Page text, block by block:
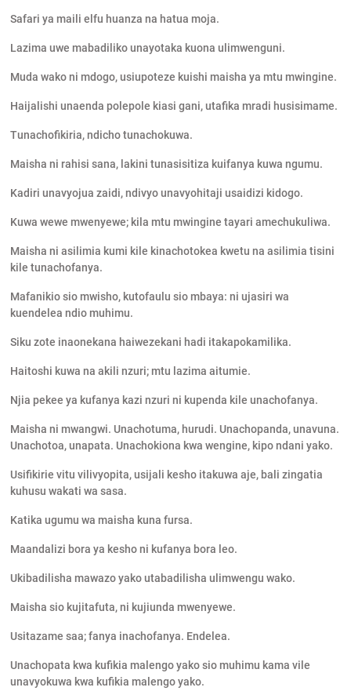
Safari ya maili elfu huanza na hatua moja.
Lazima uwe mabadiliko unayotaka kuona ulimwenguni.
Muda wako ni mdogo, usiupoteze kuishi maisha ya mtu mwingine.
Haijalishi unaenda polepole kiasi gani, utafika mradi husisimame.
Tunachofikiria, ndicho tunachokuwa.
Maisha ni rahisi sana, lakini tunasisitiza kuifanya kuwa ngumu.
Kadiri unavyojua zaidi, ndivyo unavyohitaji usaidizi kidogo.
Kuwa wewe mwenyewe; kila mtu mwingine tayari amechukuliwa.
Maisha ni asilimia kumi kile kinachotokea kwetu na asilimia tisini
kile tunachofanya.
Mafanikio sio mwisho, kutofaulu sio mbaya: ni ujasiri wa
kuendelea ndio muhimu.
Siku zote inaonekana haiwezekani hadi itakapokamilika.
Haitoshi kuwa na akili nzuri; mtu lazima aitumie.
Njia pekee ya kufanya kazi nzuri ni kupenda kile unachofanya.
Maisha ni mwangwi. Unachotuma, hurudi. Unachopanda, unavuna.
Unachotoa, unapata. Unachokiona kwa wengine, kipo ndani yako.
Usifikirie vitu vilivyopita, usijali kesho itakuwa aje, bali zingatia
kuhusu wakati wa sasa.
Katika ugumu wa maisha kuna fursa.
Maandalizi bora ya kesho ni kufanya bora leo.
Ukibadilisha mawazo yako utabadilisha ulimwengu wako.
Maisha sio kujitafuta, ni kujiunda mwenyewe.
Usitazame saa; fanya inachofanya. Endelea.
Unachopata kwa kufikia malengo yako sio muhimu kama vile
unavyokuwa kwa kufikia malengo yako.